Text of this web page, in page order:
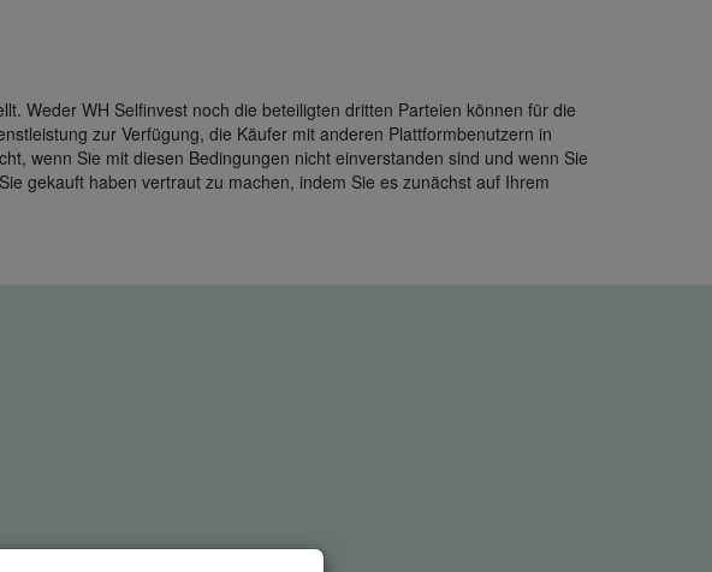
Weder WH Selfinvest noch die beteiligten dritten Parteien können für die
zur Verfügung, die Käufer mit anderen Plattformbenutzern in
wenn Sie mit diesen Bedingungen nicht einverstanden sind und wenn Sie
gekauft haben vertraut zu machen, indem Sie es zunächst auf Ihrem